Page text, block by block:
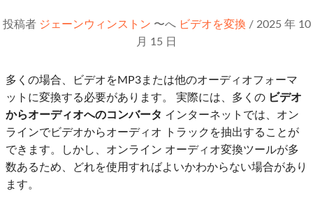
投稿者 ジェーンウィンストン 〜へ ビデオを変換 / 2025 年 10
月 15 日
多くの場合、ビデオをMP3または他のオーディオフォーマ
ットに変換する必要があります。 実際には、多くの ビデオ
からオーディオへのコンバータ インターネットでは、オン
ラインでビデオからオーディオ トラックを抽出することが
できます。しかし、オンライン オーディオ変換ツールが多
数あるため、どれを使用すればよいかわからない場合があり
ます。